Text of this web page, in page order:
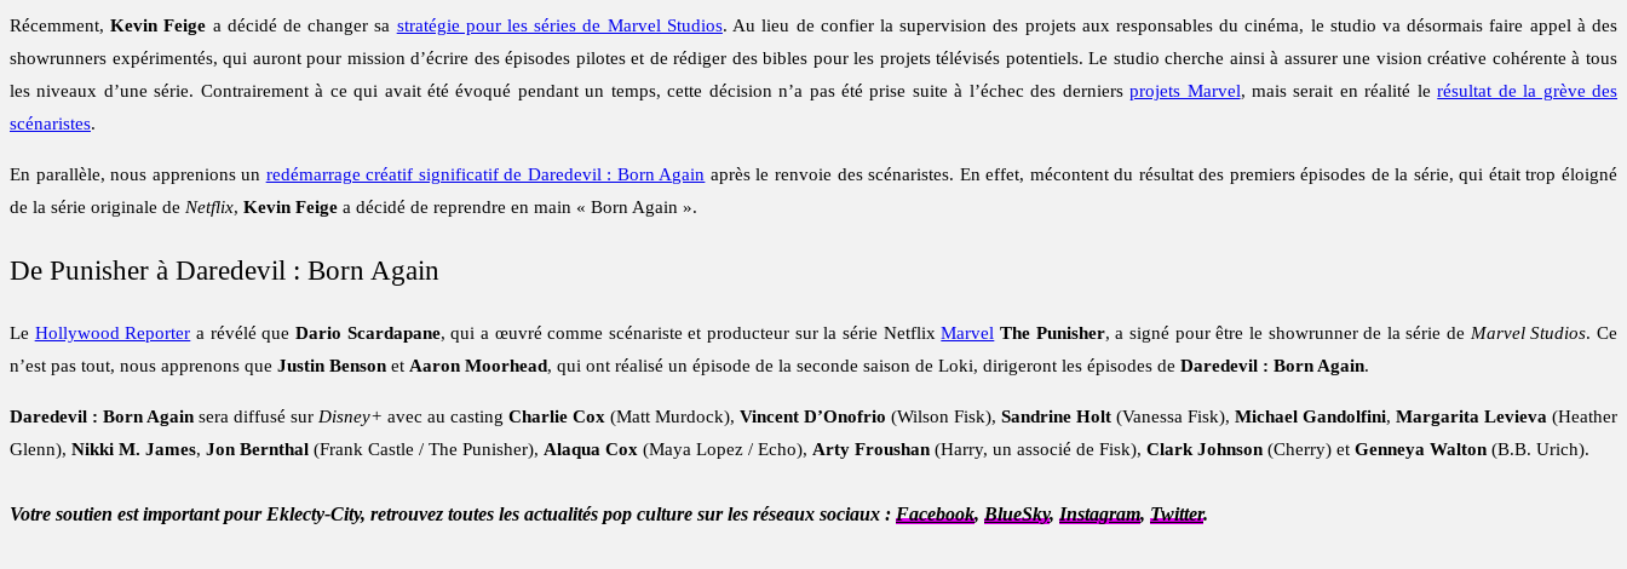
Récemment, Kevin Feige a décidé de changer sa stratégie pour les séries de Marvel Studios. Au lieu de confier la supervision des projets aux responsables du cinéma, le studio va désormais faire appel à des
showrunners expérimentés, qui auront pour mission d’écrire des épisodes pilotes et de rédiger des bibles pour les projets télévisés potentiels. Le studio cherche ainsi à assurer une vision créative cohérente à tous
les niveaux d’une série. Contrairement à ce qui avait été évoqué pendant un temps, cette décision n’a pas été prise suite à l’échec des derniersprojets Marvel, mais serait en réalité lerésultat de la grève des
scénaristes.
En parallèle, nous apprenions un redémarrage créatif significatif de Daredevil : Born Again après le renvoie des scénaristes. En effet, mécontent du résultat des premiers épisodes de la série, qui était trop éloigné
de la série originale de Netflix, Kevin Feige a décidé de reprendre en main « Born Again ».
De Punisher à Daredevil : Born Again
Le Hollywood Reporter a révélé que Dario Scardapane, qui a œuvré comme scénariste et producteur sur la série NetflixMarvel The Punisher, a signé pour être le showrunner de la série de Marvel Studios. Ce
n’est pas tout, nous apprenons que Justin Benson et Aaron Moorhead, qui ont réalisé un épisode de la seconde saison de Loki, dirigeront les épisodes de Daredevil : Born Again.
Daredevil : Born Again sera diffusé sur Disney+ avec au casting Charlie Cox (Matt Murdock), Vincent D’Onofrio (Wilson Fisk), Sandrine Holt (Vanessa Fisk), Michael Gandolfini, Margarita Levieva (Heather
Glenn), Nikki M. James, Jon Bernthal (Frank Castle / The Punisher), Alaqua Cox (Maya Lopez / Echo), Arty Froushan (Harry, un associé de Fisk), Clark Johnson (Cherry) et Genneya Walton (B.B. Urich).
Votre soutien est important pour Eklecty-City, retrouvez toutes les actualités pop culture sur les réseaux sociaux : Facebook, BlueSky, Instagram, Twitter.